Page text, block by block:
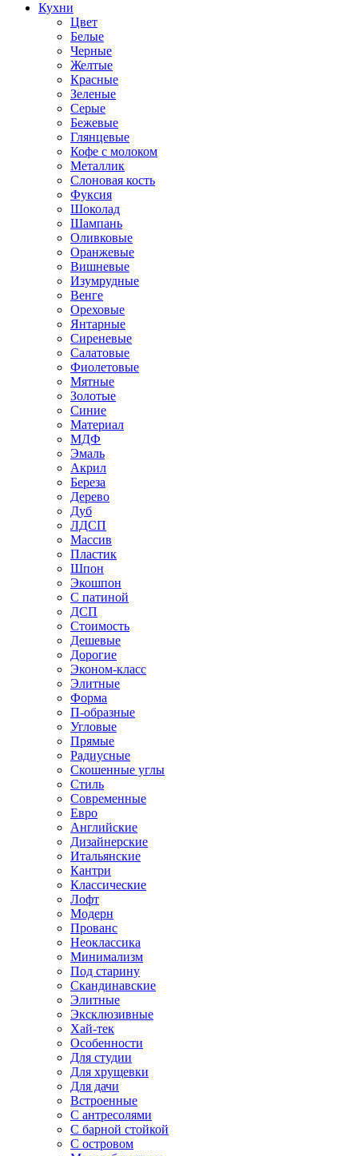
Кухни
Цвет
Белые
Черные
Желтые
Красные
Зеленые
Серые
Бежевые
Глянцевые
Кофе с молоком
Металлик
Слоновая кость
Фуксия
Шоколад
Шампань
Оливковые
Оранжевые
Вишневые
Изумрудные
Венге
Ореховые
Янтарные
Сиреневые
Салатовые
Фиолетовые
Мятные
Золотые
Синие
Материал
МДФ
Эмаль
Акрил
Береза
Дерево
Дуб
ЛДСП
Массив
Пластик
Шпон
Экошпон
С патиной
ДСП
Стоимость
Дешевые
Дорогие
Эконом-класс
Элитные
Форма
П-образные
Угловые
Прямые
Радиусные
Скошенные углы
Стиль
Современные
Евро
Английские
Дизайнерские
Итальянские
Кантри
Классические
Лофт
Модерн
Прованс
Неоклассика
Минимализм
Под старину
Скандинавские
Элитные
Эксклюзивные
Хай-тек
Особенности
Для студии
Для хрущевки
Для дачи
Встроенные
С антресолями
С барной стойкой
С островом